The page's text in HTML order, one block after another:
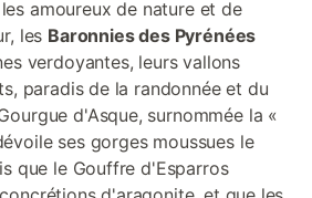
amoureux de nature et de
les Baronnies des Pyrénées
verdoyantes, leurs vallons
paradis de la randonnée et du
d'Asque, surnommée la «
ses gorges moussues le
que le Gouffre d'Esparros